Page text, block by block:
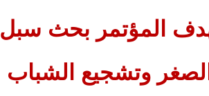
المؤتمر بحث سبل
وتشجيع الشباب